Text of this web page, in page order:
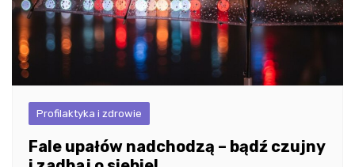
Profilaktyka i zdrowie
Fale upałów nadchodzą – bądź czujny